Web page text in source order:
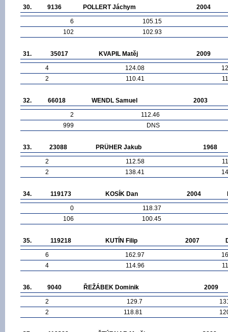
30. 9136 POLLERT Jáchym
2004
6
105.15
102
102.93
31. 35017 KVAPIL Matěj
2009
4
124.08
2
110.41
32. 66018 WENDL Samuel
2003
2
112.46
999
DNS
33. 23088 PRÜHER Jakub
1968
2
112.58
2
138.41
34. 119173 KOSÍK Dan 2004
0
118.37
106
100.45
35. 119218 KUTÍN Filip 2007
6
162.97
4
114.96
36. 9040 ŘEŽÁBEK Dominik
2009
2
129.7
2
118.81